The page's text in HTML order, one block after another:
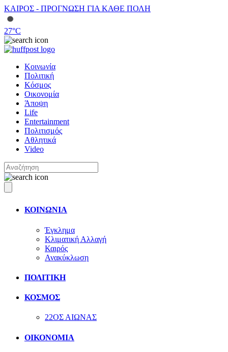
ΚΑΙΡΟΣ - ΠΡΟΓΝΩΣΗ ΓΙΑ ΚΑΘΕ ΠΟΛΗ
27°C
Κοινωνία
Πολιτική
Κόσμος
Οικονομία
Άποψη
Life
Entertainment
Πολιτισμός
Αθλητικά
Video
ΚΟΙΝΩΝΙΑ
Έγκλημα
Κλιματική Αλλαγή
Καιρός
Ανακύκλωση
ΠΟΛΙΤΙΚΗ
ΚΟΣΜΟΣ
22ΟΣ ΑΙΩΝΑΣ
ΟΙΚΟΝΟΜΙΑ